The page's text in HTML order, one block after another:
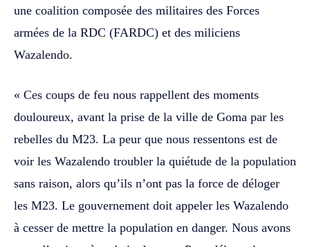
une coalition composée des militaires des Forces
armées de la RDC (FARDC) et des miliciens
Wazalendo.
« Ces coups de feu nous rappellent des moments
douloureux, avant la prise de la ville de Goma par les
rebelles du M23. La peur que nous ressentons est de
voir les Wazalendo troubler la quiétude de la population
sans raison, alors qu’ils n’ont pas la force de déloger
les M23. Le gouvernement doit appeler les Wazalendo
à cesser de mettre la population en danger. Nous avons